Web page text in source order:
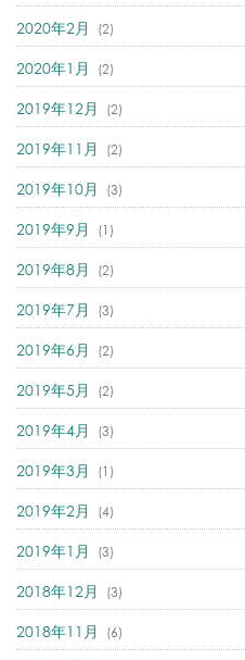
2020年2月 (2)
2020年1月 (2)
2019年12月 (2)
2019年11月 (2)
2019年10月 (3)
2019年9月 (1)
2019年8月 (2)
2019年7月 (3)
2019年6月 (2)
2019年5月 (2)
2019年4月 (3)
2019年3月 (1)
2019年2月 (4)
2019年1月 (3)
2018年12月 (3)
2018年11月 (6)